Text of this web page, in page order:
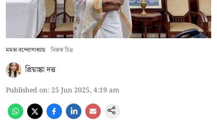
মমতা বন্দ্যোপাধ্যায় নিজস্ব চিত্র
প্রিয়াঙ্কা দত্ত
Published on: 25 Jun 2025, 4:19 am